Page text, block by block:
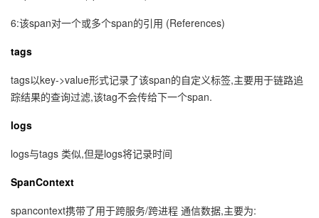
6:该span对一个或多个span的引用 (References)
tags
tags以key->value形式记录了该span的自定义标签,主要用于链路追
踪结果的查询过滤,该tag不会传给下一个span.
logs
logs与tags 类似,但是logs将记录时间
SpanContext
spancontext携带了用于跨服务/跨进程 通信数据,主要为: